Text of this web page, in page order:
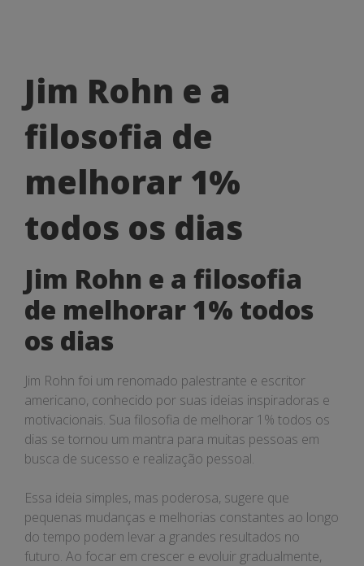
Jim
Rohn
e
a
filosofia
de
melhorar
1%
todos
os
dias
Jim Rohn e a
filosofia de
melhorar 1%
todos os dias
Jim Rohn e a filosofia
de melhorar 1% todos
os dias
Jim Rohn foi um renomado palestrante e escritor
americano, conhecido por suas ideias inspiradoras e
motivacionais. Sua filosofia de melhorar 1% todos os
dias se tornou um mantra para muitas pessoas em
busca de sucesso e realização pessoal.
Essa ideia simples, mas poderosa, sugere que
pequenas mudanças e melhorias constantes ao longo
do tempo podem levar a grandes resultados no
futuro. Ao focar em crescer e evoluir gradualmente,